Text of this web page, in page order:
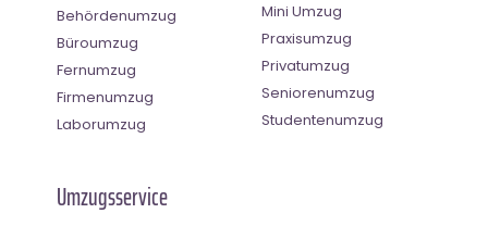
Behördenumzug
Büroumzug
Fernumzug
Firmenumzug
Laborumzug
Mini Umzug
Praxisumzug
Privatumzug
Seniorenumzug
Studentenumzug
Umzugsservice